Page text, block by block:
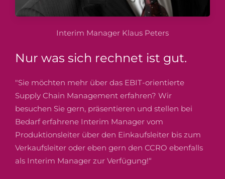
Interim Manager Klaus Peters
Nur was sich rechnet ist gut.
"Sie möchten mehr über das EBIT-orientierte
Supply Chain Management erfahren? Wir
besuchen Sie gern, präsentieren und stellen bei
Bedarf erfahrene Interim Manager vom
Produktionsleiter über den Einkaufsleiter bis zum
Verkaufsleiter oder eben gern den CCRO ebenfalls
als Interim Manager zur Verfügung!“